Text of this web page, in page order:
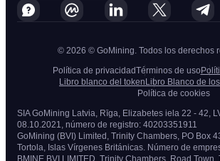
© 2026 © GoMining. Todos los derechos
Política de privacidadTérminos de uso
Libro blanco del token Libro Blanco de
Política de cookies
SIA GoMining Latvia, Rīga, Elizabetes iela 22 - 42,
08.10.2021, número de registro: 40203351911
GoMining (BVI) Limited, Trinity Chambers, PO Box
Tortola, Islas Vírgenes Británicas. Número de
BMINE BVI LIMITED, Trinity Chambers, Road Town,